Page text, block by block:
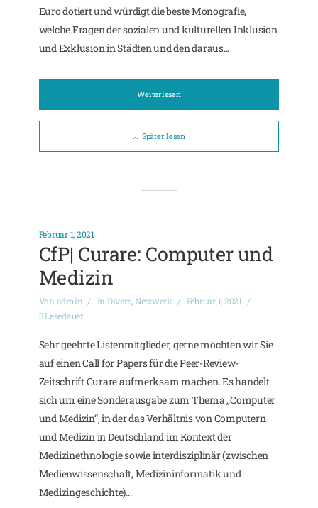
Euro dotiert und würdigt die beste Monografie,
welche Fragen der sozialen und kulturellen Inklusion
und Exklusion in Städten und den daraus...
Weiterlesen
Später lesen
Februar 1, 2021
CfP| Curare: Computer und
Medizin
Von admin In Divers,Netzwerk
Februar 1, 2021
3 Lesedauer
Sehr geehrte Listenmitglieder, gerne möchten wir Sie
auf einen Call for Papers für die Peer-Review-
Zeitschrift Curare aufmerksam machen. Es handelt
sich um eine Sonderausgabe zum Thema „Computer
und Medizin“, in der das Verhältnis von Computern
und Medizin in Deutschland im Kontext der
Medizinethnologie sowie interdisziplinär (zwischen
Medienwissenschaft, Medizininformatik und
Medizingeschichte)...